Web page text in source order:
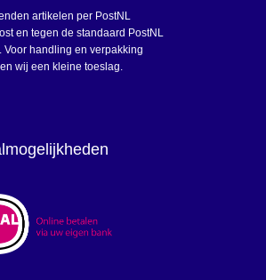
artikelen per PostNL
en tegen de standaard PostNL
Voor handling en verpakking
wij een kleine toeslag.